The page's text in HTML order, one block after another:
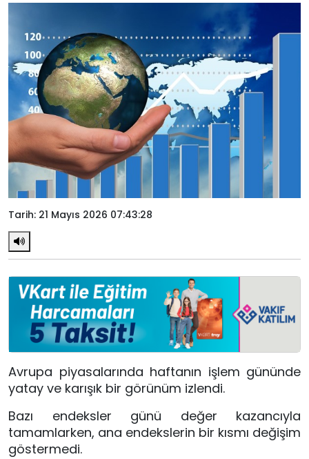
Tarih: 21 Mayıs 2026 07:43:28
Avrupa piyasalarında haftanın işlem gününde
yatay ve karışık bir görünüm izlendi.
Bazı endeksler günü değer kazancıyla
tamamlarken, ana endekslerin bir kısmı değişim
göstermedi.